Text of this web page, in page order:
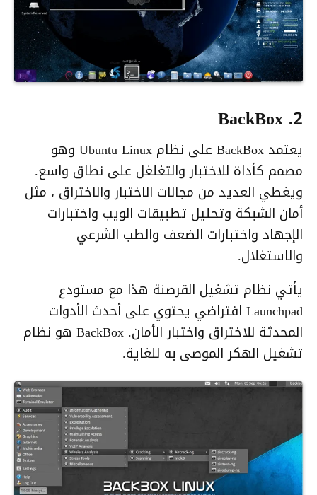
2. BackBox
يعتمد BackBox على نظام Ubuntu Linux وهو
مصمم كأداة للاختبار والتغلغل على نطاق واسع.
ويغطي العديد من مجالات الاختبار والاختراق ، مثل
أمان الشبكة وتحليل تطبيقات الويب واختبارات
الإجهاد واختبارات الضعف والطب الشرعي
والاستغلال.
يأتي نظام تشغيل القرصنة هذا مع مستودع
Launchpad افتراضي يحتوي على أحدث الأدوات
المحدثة للاختراق واختبار الأمان. BackBox هو نظام
تشغيل الهكر الموصى به للغاية.